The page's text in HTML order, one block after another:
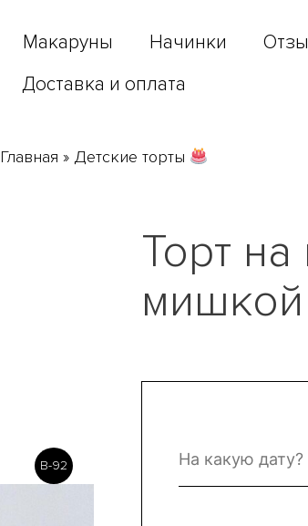
Макаруны Начинки
Доставка и оплата
Главная » Детские торты
B-92
Торт на